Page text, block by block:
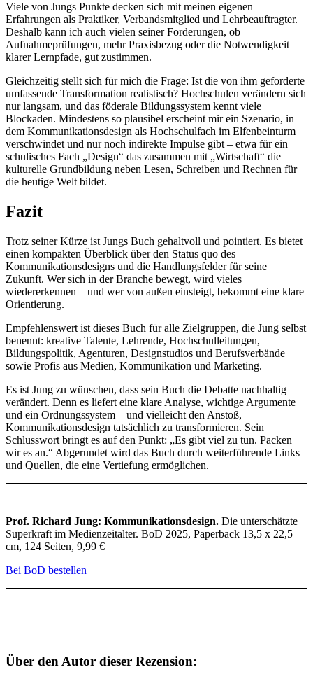
Viele von Jungs Punkte decken sich mit meinen eigenen
Erfahrungen als Praktiker, Verbandsmitglied und Lehrbeauftragter.
Deshalb kann ich auch vielen seiner Forderungen, ob
Aufnahmeprüfungen, mehr Praxisbezug oder die Notwendigkeit
klarer Lernpfade, gut zustimmen.
Gleichzeitig stellt sich für mich die Frage: Ist die von ihm geforderte
umfassende Transformation realistisch? Hochschulen verändern sich
nur langsam, und das föderale Bildungssystem kennt viele
Blockaden. Mindestens so plausibel erscheint mir ein Szenario, in
dem Kommunikationsdesign als Hochschulfach im Elfenbeinturm
verschwindet und nur noch indirekte Impulse gibt – etwa für ein
schulisches Fach „Design“ das zusammen mit „Wirtschaft“ die
kulturelle Grundbildung neben Lesen, Schreiben und Rechnen für
die heutige Welt bildet.
Fazit
Trotz seiner Kürze ist Jungs Buch gehaltvoll und pointiert. Es bietet
einen kompakten Überblick über den Status quo des
Kommunikationsdesigns und die Handlungsfelder für seine
Zukunft. Wer sich in der Branche bewegt, wird vieles
wiedererkennen – und wer von außen einsteigt, bekommt eine klare
Orientierung.
Empfehlenswert ist dieses Buch für alle Zielgruppen, die Jung selbst
benennt: kreative Talente, Lehrende, Hochschulleitungen,
Bildungspolitik, Agenturen, Designstudios und Berufsverbände
sowie Profis aus Medien, Kommunikation und Marketing.
Es ist Jung zu wünschen, dass sein Buch die Debatte nachhaltig
verändert. Denn es liefert eine klare Analyse, wichtige Argumente
und ein Ordnungssystem – und vielleicht den Anstoß,
Kommunikationsdesign tatsächlich zu transformieren. Sein
Schlusswort bringt es auf den Punkt: „Es gibt viel zu tun. Packen
wir es an.“ Abgerundet wird das Buch durch weiterführende Links
und Quellen, die eine Vertiefung ermöglichen.
Prof. Richard Jung: Kommunikationsdesign. Die unterschätzte
Superkraft im Medienzeitalter. BoD 2025, Paperback 13,5 x 22,5
cm, 124 Seiten, 9,99 €
Bei BoD bestellen
Über den Autor dieser Rezension: